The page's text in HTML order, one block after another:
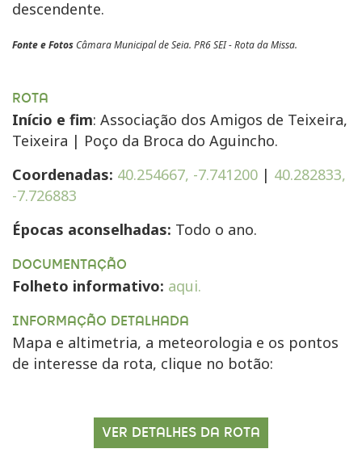
descendente.
Fonte e Fotos Câmara Municipal de Seia. PR6 SEI - Rota da Missa.
ROTA
Início e fim: Associação dos Amigos de Teixeira,
Teixeira | Poço da Broca do Aguincho.
Coordenadas: 40.254667, -7.741200 | 40.282833,
-7.726883
Épocas aconselhadas: Todo o ano.
DOCUMENTAÇÃO
Folheto informativo: aqui.
INFORMAÇÃO DETALHADA
Mapa e altimetria, a meteorologia e os pontos
de interesse da rota, clique no botão:
VER DETALHES DA ROTA